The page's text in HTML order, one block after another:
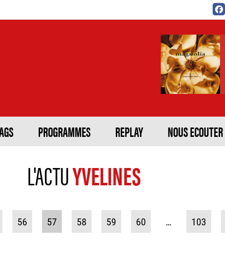
PROGRAMMES REPLAY NOUS ECOUTER
L'ACTUYVELINES
56 57 58 59 60 … 103